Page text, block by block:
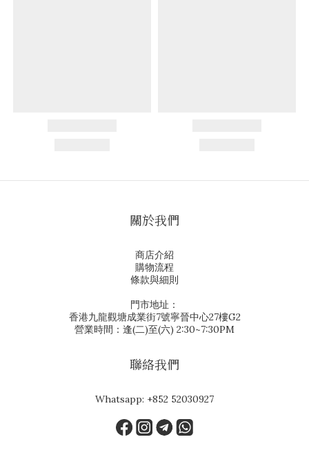
關於我們
商店介紹
購物流程
條款與細則
門市地址：
香港九龍觀塘成業街7號寧晉中心27樓G2
營業時間：逢(二)至(六) 2:30~7:30PM
聯絡我們
Whatsapp: +852 52030927